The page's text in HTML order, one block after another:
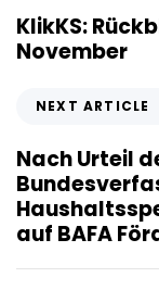
e
v
i
A
r
t
i
c
KlikKS:
November
x
t
A
r
t
i
NEXT ARTICLE
Nach Urteil
auf BAFA